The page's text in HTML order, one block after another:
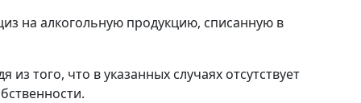
на алкогольную продукцию, списанную в
того, что в указанных случаях отсутствует